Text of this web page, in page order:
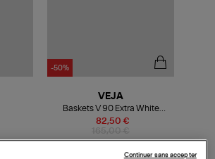
-50%
82,50 €
VEJA
Baskets V 90 Extra White
Natural
Continuer sans accepter